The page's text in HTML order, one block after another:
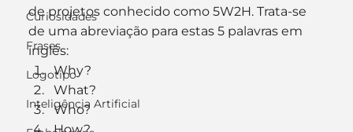
Curiosidades
Frases
Logotipo
Inteligência Artificial
de projetos conhecido como 5W2H. Trata-se
de uma abreviação para estas 5 palavras em
inglês:
Why?
What?
Who?